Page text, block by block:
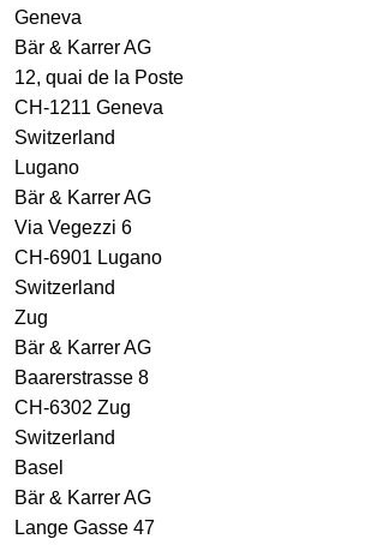
Geneva
Bär & Karrer AG
12, quai de la Poste
CH-1211 Geneva
Switzerland
Lugano
Bär & Karrer AG
Via Vegezzi 6
CH-6901 Lugano
Switzerland
Zug
Bär & Karrer AG
Baarerstrasse 8
CH-6302 Zug
Switzerland
Basel
Bär & Karrer AG
Lange Gasse 47